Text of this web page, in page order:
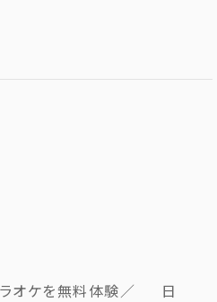
ラオケを無料体験／ 日